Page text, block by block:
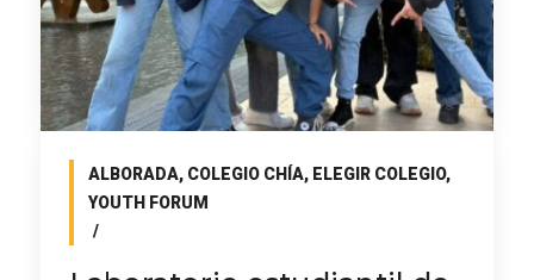
ALBORADA, COLEGIO CHÍA, ELEGIR COLEGIO,
YOUTH FORUM